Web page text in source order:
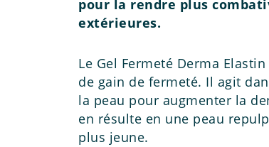
Corps
pour la rendre plus
extérieures.
Le Gel Fermeté Derma
de gain de fermeté. Il agit
la peau pour augmenter la
en résulte en une peau
plus jeune.